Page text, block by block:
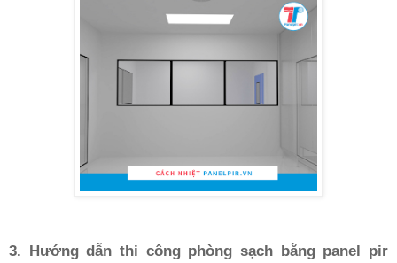
3. Hướng dẫn thi công phòng sạch bằng panel pir